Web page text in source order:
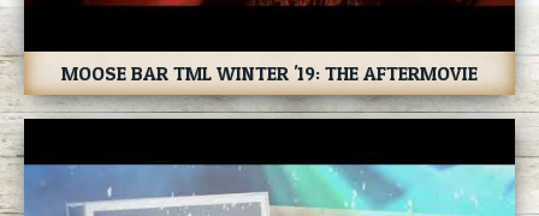
MOOSE BAR TML WINTER '19: THE AFTERMOVIE